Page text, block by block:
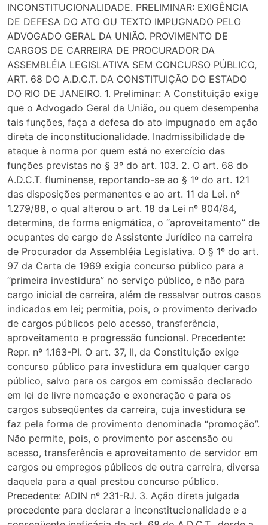
INCONSTITUCIONALIDADE. PRELIMINAR: EXIGÊNCIA
DE DEFESA DO ATO OU TEXTO IMPUGNADO PELO
ADVOGADO GERAL DA UNIÃO. PROVIMENTO DE
CARGOS DE CARREIRA DE PROCURADOR DA
ASSEMBLÉIA LEGISLATIVA SEM CONCURSO PÚBLICO,
ART. 68 DO A.D.C.T. DA CONSTITUIÇÃO DO ESTADO
DO RIO DE JANEIRO. 1. Preliminar: A Constituição exige
que o Advogado Geral da União, ou quem desempenha
tais funções, faça a defesa do ato impugnado em ação
direta de inconstitucionalidade. Inadmissibilidade de
ataque à norma por quem está no exercício das
funções previstas no § 3º do art. 103. 2. O art. 68 do
A.D.C.T. fluminense, reportando-se ao § 1º do art. 121
das disposições permanentes e ao art. 11 da Lei. nº
1.279/88, o qual alterou o art. 18 da Lei nº 804/84,
determina, de forma enigmática, o “aproveitamento” de
ocupantes de cargo de Assistente Jurídico na carreira
de Procurador da Assembléia Legislativa. O § 1º do art.
97 da Carta de 1969 exigia concurso público para a
“primeira investidura” no serviço público, e não para
cargo inicial de carreira, além de ressalvar outros casos
indicados em lei; permitia, pois, o provimento derivado
de cargos públicos pelo acesso, transferência,
aproveitamento e progressão funcional. Precedente:
Repr. nº 1.163-PI. O art. 37, II, da Constituição exige
concurso público para investidura em qualquer cargo
público, salvo para os cargos em comissão declarado
em lei de livre nomeação e exoneração e para os
cargos subseqüentes da carreira, cuja investidura se
faz pela forma de provimento denominada “promoção”.
Não permite, pois, o provimento por ascensão ou
acesso, transferência e aproveitamento de servidor em
cargos ou empregos públicos de outra carreira, diversa
daquela para a qual prestou concurso público.
Precedente: ADIN nº 231-RJ. 3. Ação direta julgada
procedente para declarar a inconstitucionalidade e a